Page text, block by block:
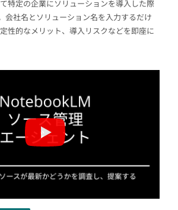
特定の企業にソリューションを導入した際
会社名とソリューション名を入力するだけ
性的なメリット、導入リスクなどを即座に